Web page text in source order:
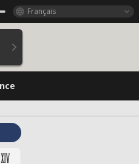
Français